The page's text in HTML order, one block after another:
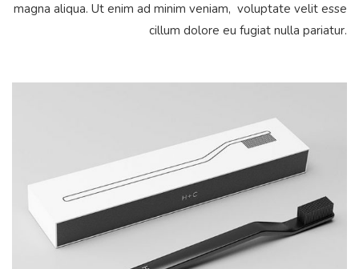
magna aliqua. Ut enim ad minim veniam, voluptate velit esse
cillum dolore eu fugiat nulla pariatur.